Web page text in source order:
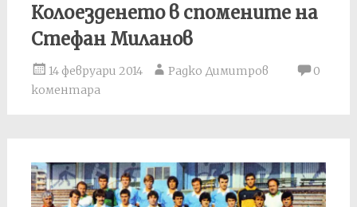
Колоезденето в спомените на
Стефан Миланов
14 февруари 2014 Радко Димитров
0
коментара